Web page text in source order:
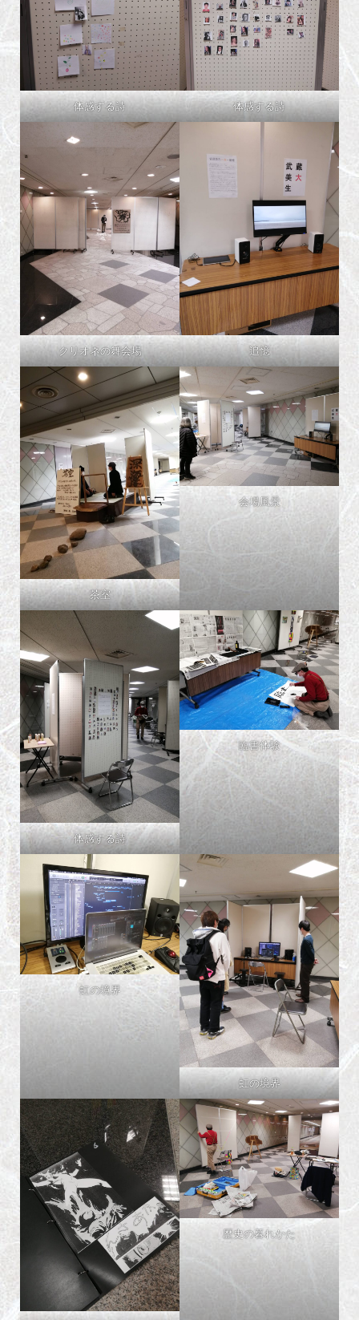
体感する詩 体感する詩
クリオネの舞会場 追憶
茶室
会場風景
体感する詩
臨書体験
虹の境界
虹の境界
歴史の暮れかた